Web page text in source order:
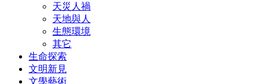
天災人禍
天地與人
生態環境
其它
生命探索
文明新見
文學藝術